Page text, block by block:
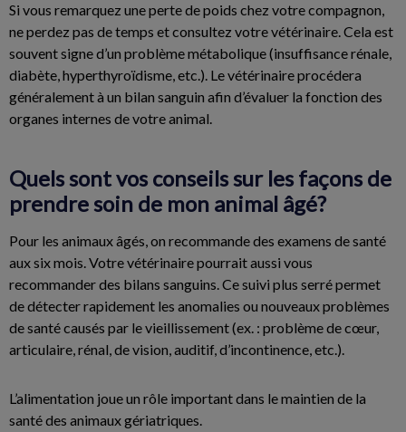
Si vous remarquez une perte de poids chez votre compagnon,
ne perdez pas de temps et consultez votre vétérinaire. Cela est
souvent signe d’un problème métabolique (insuffisance rénale,
diabète, hyperthyroïdisme, etc.). Le vétérinaire procédera
généralement à un bilan sanguin afin d’évaluer la fonction des
organes internes de votre animal.
Quels sont vos conseils sur les façons de
prendre soin de mon animal âgé?
Pour les animaux âgés, on recommande des examens de santé
aux six mois. Votre vétérinaire pourrait aussi vous
recommander des bilans sanguins. Ce suivi plus serré permet
de détecter rapidement les anomalies ou nouveaux problèmes
de santé causés par le vieillissement (ex. : problème de cœur,
articulaire, rénal, de vision, auditif, d’incontinence, etc.).
L’alimentation joue un rôle important dans le maintien de la
santé des animaux gériatriques.